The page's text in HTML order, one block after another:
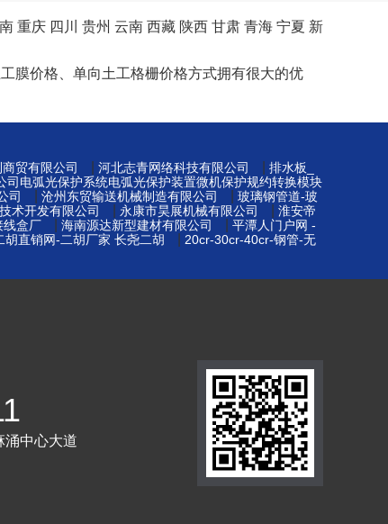
重庆 四川 贵州 云南 西藏 陕西 甘肃 青海 宁夏 新
膜价格、单向土工格栅价格方式拥有很大的优
贸有限公司 河北志青网络科技有限公司
排水板_
司电弧光保护系统电弧光保护装置微机保护规约转换模块
司 沧州东贸输送机械制造有限公司
玻璃钢管道-玻
术开发有限公司 永康市昊展机械有限公司
淮安帝
线盒厂 海南源达新型建材有限公司
平潭人门户网 -
直销网-二胡厂家 长尧二胡
20cr-30cr-40cr-钢管-无
涌中心大道